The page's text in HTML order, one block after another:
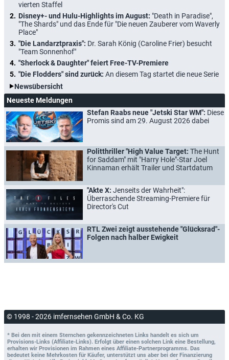
vierten Staffel
Disney+- und Hulu-Highlights im August: "Death in Paradise",
"The Shards" und das Ende für "Die neuen Zauberer vom Waverly
Place"
"Die Landarztpraxis": Dr. Sarah König (Caroline Frier) besucht
"Team Sonnenhof"
"Sherlock & Daughter" feiert Free-TV-Premiere
"Die Flodders" sind zurück: An diesem Tag startet die neue Serie
Newsübersicht
Neueste Meldungen
Stefan Raabs neue "Jetski Star WM": Diese
Promis sind am 29. August 2026 dabei
Politthriller "High Value Target: The Hunt
for Saddam" mit "Harry Hole"-Star Joel
Kinnaman erhält Trailer und Startdatum
"Akte X: Jenseits der Wahrheit":
Überraschende Streaming-Premiere für
Director's Cut
RTL Zwei zeigt ausstehende "Glücksrad"-
Folgen nach halber Ewigkeit
© 1998 - 2026 imfernsehen GmbH & Co. KG
* Bei den mit einem Sternchen gekennzeichneten Links handelt es sich um
Provisions-Links (Affiliate-Links). Erfolgt über einen solchen Link eine Bestellung,
erhalten wir Provisionen im Rahmen eines Affiliate-Partnerprogramms. Das
bedeutet keine Mehrkosten für Käufer, unterstützt uns aber bei der Finanzierung